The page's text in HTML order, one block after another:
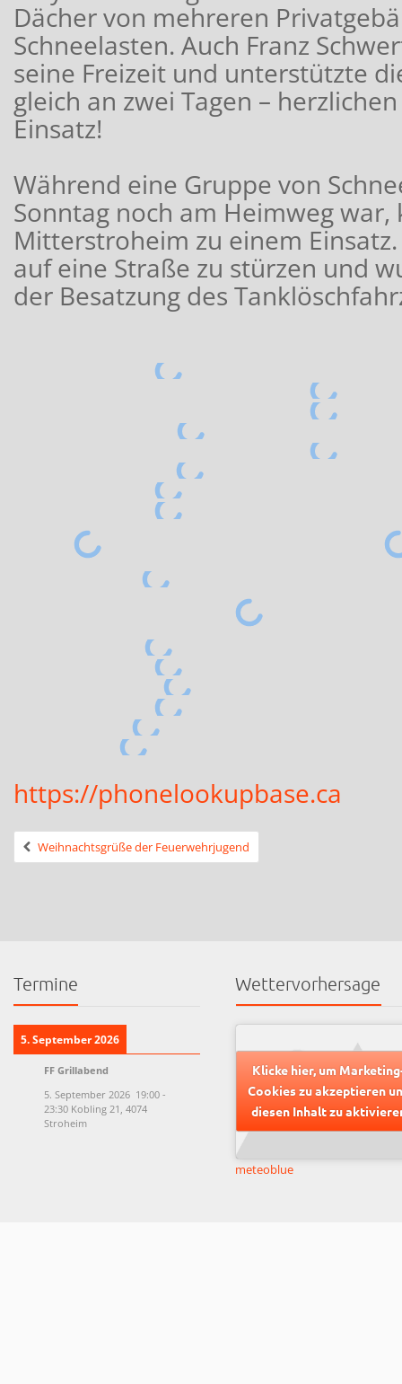
Dächer von mehreren
Schneelasten. Auch Franz
seine Freizeit und unterstützte
gleich an zwei Tagen –
Einsatz!
Während eine Gruppe von
Sonntag noch am Heimweg war,
Mitterstroheim zu einem
auf eine Straße zu stürzen und
der Besatzung des
https://phonelookupbase.ca
Weihnachtsgrüße der Feuerwehrjugend
Termine
5. September 2026
FF Grillabend
5. September 2026 19:00 -
23:30 Kobling 21, 4074
Stroheim
Wettervorhersage
Klicke hier, um
Cookies zu akzeptieren
diesen Inhalt zu
meteoblue